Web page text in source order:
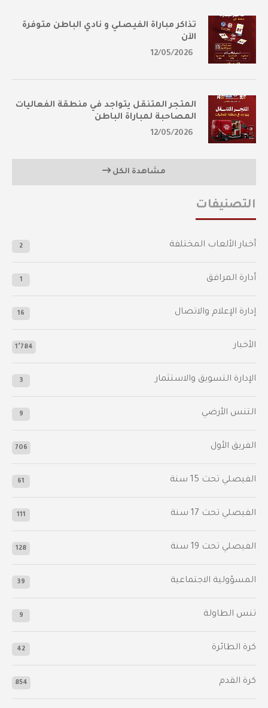
تذاكر مباراة الفيصلي و نادي الباطن متوفرة
الآن
12/05/2026
المتجر المتنقل يتواجد في منطقة الفعاليات
المصاحبة لمباراة الباطن
12/05/2026
مشاهدة الكل
التصنيفات
أخبار الألعاب المختلفة 2
أدارة المرافق 1
إدارة الإعلام والاتصال 16
الأخبار 1٬784
الإدارة التسويق والاستثمار 3
التنس الأرضي 9
الفريق الأول 706
الفيصلي‬⁩ تحت 15 سنة 61
‫الفيصلي‬⁩ تحت 17 سنة 111
الفيصلي‬⁩ تحت 19 سنة 128
المسؤولية الاجتماعية 39
تنس الطاولة 9
كرة الطائرة 42
كرة القدم 854